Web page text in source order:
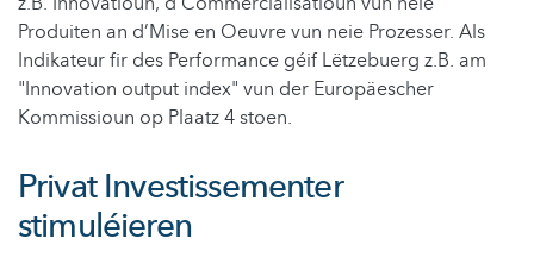
Produiten an d’Mise en Oeuvre vun neie Prozesser. Als
Indikateur fir des Performance géif Lëtzebuerg z.B. am
"Innovation output index" vun der Europäescher
Kommissioun op Plaatz 4 stoen.
Privat Investissementer
stimuléieren